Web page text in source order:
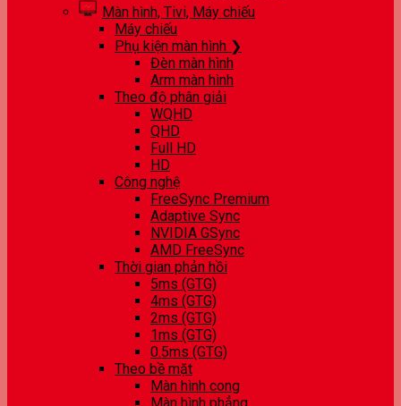
Màn hình, Tivi, Máy chiếu
Máy chiếu
Phụ kiện màn hình ❯
Đèn màn hình
Arm màn hình
Theo độ phân giải
WQHD
QHD
Full HD
HD
Công nghệ
FreeSync Premium
Adaptive Sync
NVIDIA GSync
AMD FreeSync
Thời gian phản hồi
5ms (GTG)
4ms (GTG)
2ms (GTG)
1ms (GTG)
0.5ms (GTG)
Theo bề mặt
Màn hình cong